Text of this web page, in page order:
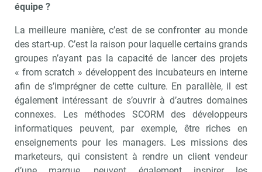
équipe ?
La meilleure manière, c’est de se confronter au monde
des start-up. C’est la raison pour laquelle certains grands
groupes n’ayant pas la capacité de lancer des projets
« from scratch » développent des incubateurs en interne
afin de s’imprégner de cette culture. En parallèle, il est
également intéressant de s’ouvrir à d’autres domaines
connexes. Les méthodes SCORM des développeurs
informatiques peuvent, par exemple, être riches en
enseignements pour les managers. Les missions des
marketeurs, qui consistent à rendre un client vendeur